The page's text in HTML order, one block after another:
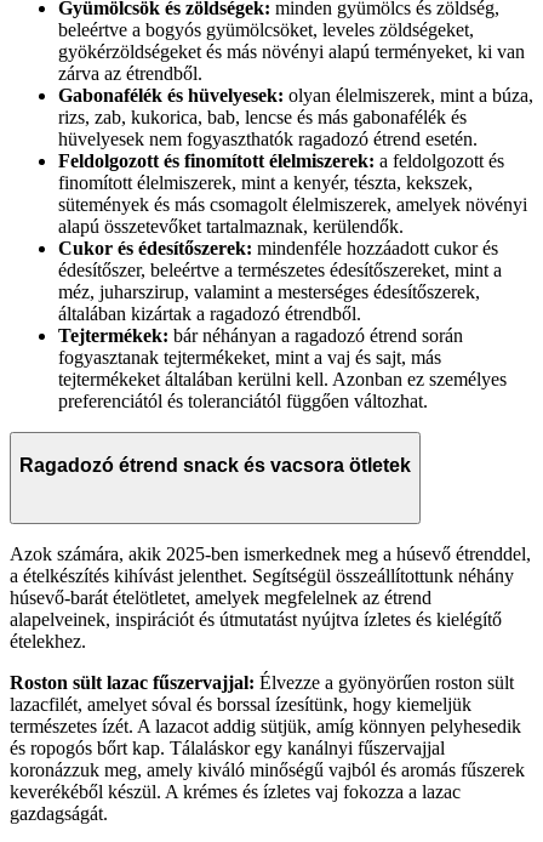
Gyümölcsök és zöldségek: minden gyümölcs és zöldség,
beleértve a bogyós gyümölcsöket, leveles zöldségeket,
gyökérzöldségeket és más növényi alapú terményeket, ki van
zárva az étrendből.
Gabonafélék és hüvelyesek: olyan élelmiszerek, mint a búza,
rizs, zab, kukorica, bab, lencse és más gabonafélék és
hüvelyesek nem fogyaszthatók ragadozó étrend esetén.
Feldolgozott és finomított élelmiszerek: a feldolgozott és
finomított élelmiszerek, mint a kenyér, tészta, kekszek,
sütemények és más csomagolt élelmiszerek, amelyek növényi
alapú összetevőket tartalmaznak, kerülendők.
Cukor és édesítőszerek: mindenféle hozzáadott cukor és
édesítőszer, beleértve a természetes édesítőszereket, mint a
méz, juharszirup, valamint a mesterséges édesítőszerek,
általában kizártak a ragadozó étrendből.
Tejtermékek: bár néhányan a ragadozó étrend során
fogyasztanak tejtermékeket, mint a vaj és sajt, más
tejtermékeket általában kerülni kell. Azonban ez személyes
preferenciától és toleranciától függően változhat.
Ragadozó étrend snack és vacsora ötletek
Azok számára, akik 2025-ben ismerkednek meg a húsevő étrenddel,
a ételkészítés kihívást jelenthet. Segítségül összeállítottunk néhány
húsevő-barát ételötletet, amelyek megfelelnek az étrend
alapelveinek, inspirációt és útmutatást nyújtva ízletes és kielégítő
ételekhez.
Roston sült lazac fűszervajjal: Élvezze a gyönyörűen roston sült
lazacfilét, amelyet sóval és borssal ízesítünk, hogy kiemeljük
természetes ízét. A lazacot addig sütjük, amíg könnyen pelyhesedik
és ropogós bőrt kap. Tálaláskor egy kanálnyi fűszervajjal
koronázzuk meg, amely kiváló minőségű vajból és aromás fűszerek
keverékéből készül. A krémes és ízletes vaj fokozza a lazac
gazdagságát.